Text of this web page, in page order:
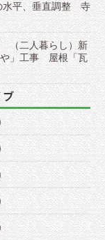
水平、垂直調整 寺
（二人暮らし）新
」工事 屋根「瓦